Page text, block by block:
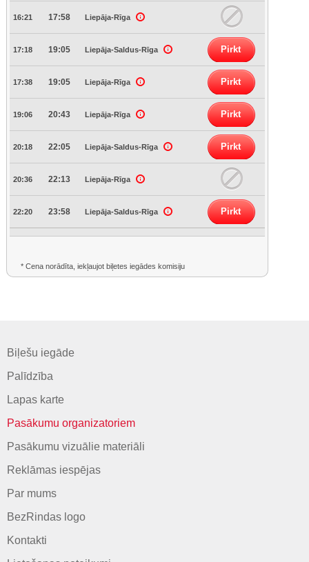
16:21 17:58 Liepāja-Rīga
17:18 19:05 Liepāja-Saldus-Rīga Pirkt
17:38 19:05 Liepāja-Rīga Pirkt
19:06 20:43 Liepāja-Rīga Pirkt
20:18 22:05 Liepāja-Saldus-Rīga Pirkt
20:36 22:13 Liepāja-Rīga
22:20 23:58 Liepāja-Saldus-Rīga Pirkt
* Cena norādīta, iekļaujot biļetes iegādes komisiju
Biļešu iegāde
Palīdzība
Lapas karte
Pasākumu organizatoriem
Pasākumu vizuālie materiāli
Reklāmas iespējas
Par mums
BezRindas logo
Kontakti